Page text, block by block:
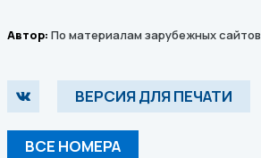
Автор: По материалам зарубежных сайтов
ВЕРСИЯ ДЛЯ ПЕЧАТИ
ВСЕ НОМЕРА